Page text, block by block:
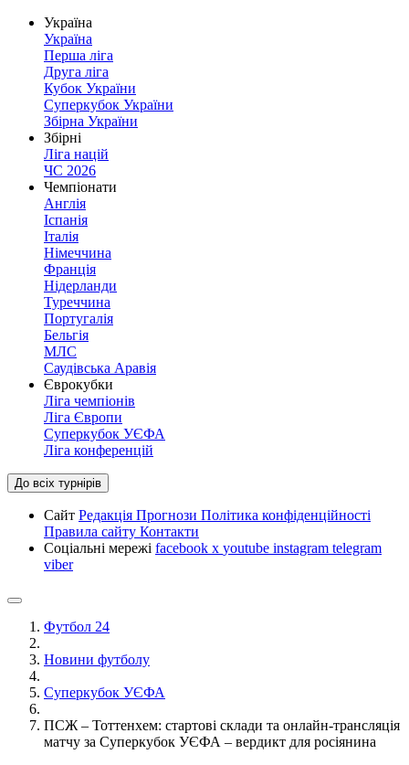
Україна
Україна
Перша ліга
Друга ліга
Кубок України
Суперкубок України
Збірна України
Збірні
Ліга націй
ЧС 2026
Чемпіонати
Англія
Іспанія
Італія
Німеччина
Франція
Нідерланди
Туреччина
Португалія
Бельгія
МЛС
Саудівська Аравія
Єврокубки
Ліга чемпіонів
Ліга Європи
Суперкубок УЄФА
Ліга конференцій
До всіх турнірів
Сайт Редакція Прогнози Політика конфіденційності
Правила сайту Контакти
Соціальні мережі facebook x youtube instagram telegram
viber
Футбол 24
Новини футболу
Суперкубок УЄФА
ПСЖ – Тоттенхем: стартові склади та онлайн-трансляція
матчу за Суперкубок УЄФА – вердикт для росіянина